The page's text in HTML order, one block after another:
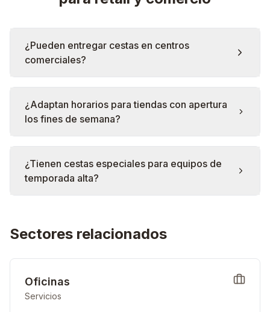
¿Pueden entregar cestas en centros
comerciales?
¿Adaptan horarios para tiendas con apertura
los fines de semana?
¿Tienen cestas especiales para equipos de
temporada alta?
Sectores relacionados
Oficinas
Servicios